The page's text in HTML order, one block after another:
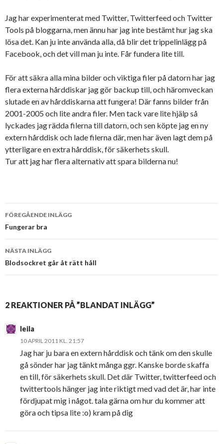
Jag har experimenterat med Twitter, Twitterfeed och Twitter
Tools på bloggarna, men ännu har jag inte bestämt hur jag ska
lösa det. Kan ju inte använda alla, då blir det trippelinlägg på
Facebook, och det vill man ju inte. Får fundera lite till.
För att säkra alla mina bilder och viktiga filer på datorn har jag
flera externa hårddiskar jag gör backup till, och häromveckan
slutade en av hårddiskarna att fungera! Där fanns bilder från
2001-2005 och lite andra filer. Men tack vare lite hjälp så
lyckades jag rädda filerna till datorn, och sen köpte jag en ny
extern hårddisk och lade filerna där, men har även lagt dem på
ytterligare en extra hårddisk, för säkerhets skull.
Tur att jag har flera alternativ att spara bilderna nu!
Inläggsnavigering
FÖREGÅENDE INLÄGG
Fungerar bra
NÄSTA INLÄGG
Blodsockret går åt rätt håll
2 REAKTIONER PÅ ”BLANDAT INLÄGG”
leila
10 APRIL 2011 KL. 21:57
Jag har ju bara en extern hårddisk och tänk om den skulle
gå sönder har jag tänkt många ggr. Kanske borde skaffa
en till, för säkerhets skull. Det där Twitter, twitterfeed och
twittertools hänger jag inte riktigt med vad det är, har inte
fördjupat mig i något. tala gärna om hur du kommer att
göra och tipsa lite :o) kram på dig